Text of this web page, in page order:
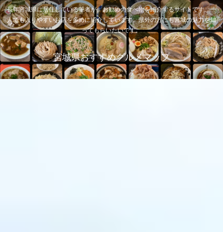
長年宮城県に居住している筆者が、お勧めの食べ物を紹介するサイトです。一
人でも入りやすいお店を多めに紹介しています。県外の方にも宮城の魅力を知
ってもらいたいです。
宮城県おすすめグルメマップ